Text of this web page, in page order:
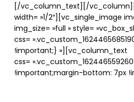
[/vc_column_text][/
width= »1/2″][vc_single_image
img_size= »full » style=
css=
!important;} »][vc_column_text
css=
!important;margin-bottom: 7px